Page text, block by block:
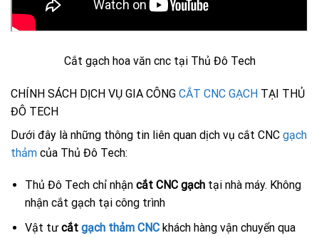
Cắt gạch hoa văn cnc tại Thủ Đô Tech
CHÍNH SÁCH DỊCH VỤ GIA CÔNG CẮT CNC GẠCH TẠI THỦ
ĐÔ TECH
Dưới đây là những thông tin liên quan dịch vụ cắt CNC gạch
thảm của Thủ Đô Tech:
Thủ Đô Tech chỉ nhận cắt CNC gạch tại nhà máy. Không
nhận cắt gạch tại công trình
Vật tư cắt gạch thảm CNC khách hàng vận chuyển qua